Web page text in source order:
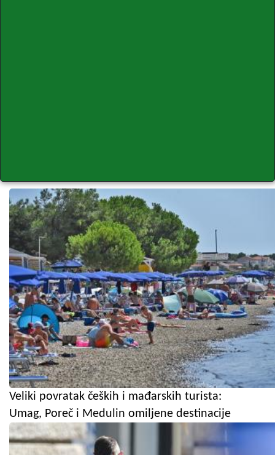
Veliki povratak čeških i mađarskih turista:
Umag, Poreč i Medulin omiljene destinacije